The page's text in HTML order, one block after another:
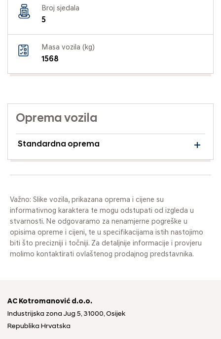
Broj sjedala
5
Masa vozila (kg)
1568
Oprema vozila
Standardna oprema
Važno: Slike vozila, prikazana oprema i cijene su
informativnog karaktera te mogu odstupati od izgleda u
stvarnosti. Ne odgovaramo za nenamjerne pogreške u
opisima opreme i cijeni, te u specifikacijama istih nastojimo
biti što precizniji i točniji. Za detaljnije informacije i provjeru
molimo kontaktirati ovlaštenog prodajnog predstavnika.
AC Kotromanović d.o.o.
Industrijska zona Jug 5, 31000, Osijek
Republika Hrvatska